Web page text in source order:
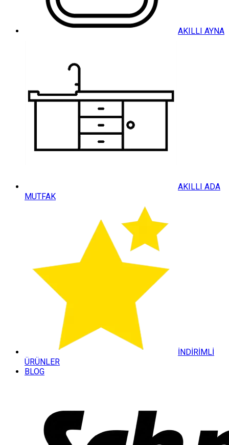
AKILLI AYNA
AKILLI ADA
MUTFAK
İNDİRİMLİ
ÜRÜNLER
BLOG